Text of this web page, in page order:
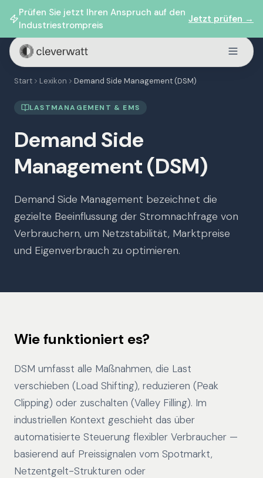
Prüfen Sie jetzt Ihren Anspruch auf den
Industriestrompreis
Jetzt prüfen →
Start Lexikon Demand Side Management (DSM)
LASTMANAGEMENT & EMS
Demand Side
Management (DSM)
Demand Side Management bezeichnet die
gezielte Beeinflussung der Stromnachfrage von
Verbrauchern, um Netzstabilität, Marktpreise
und Eigenverbrauch zu optimieren.
Wie funktioniert es?
DSM umfasst alle Maßnahmen, die Last
verschieben (Load Shifting), reduzieren (Peak
Clipping) oder zuschalten (Valley Filling). Im
industriellen Kontext geschieht das über
automatisierte Steuerung flexibler Verbraucher —
basierend auf Preissignalen vom Spotmarkt,
Netzentgelt-Strukturen oder